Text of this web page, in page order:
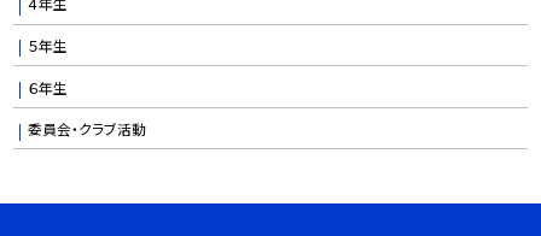
５年生
６年生
委員会・クラブ活動